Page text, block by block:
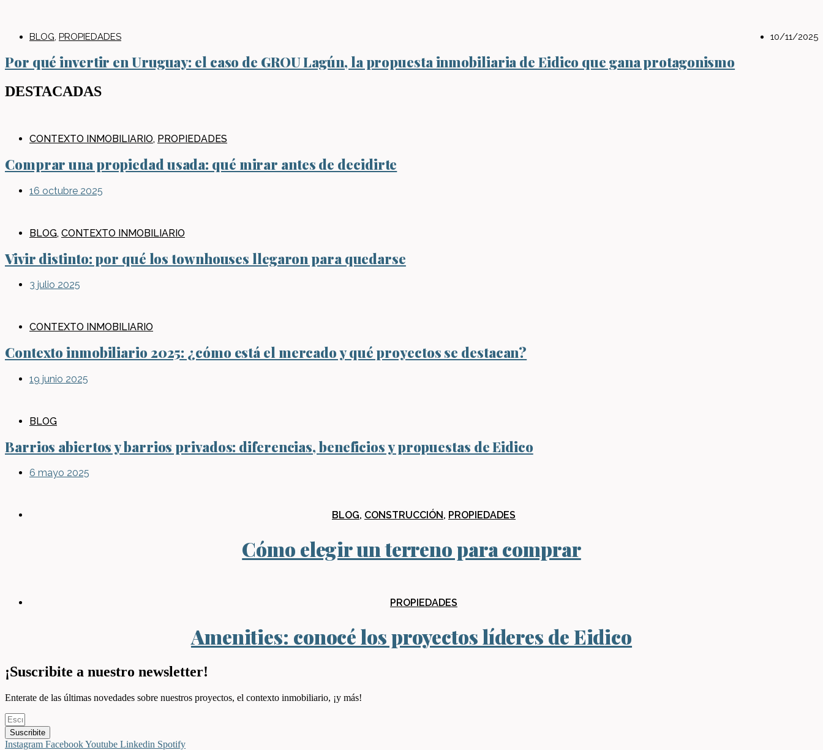
BLOG, PROPIEDADES 10/11/2025
Por qué invertir en Uruguay: el caso de GROU Lagún, la propuesta inmobiliaria de Eidico que gana protagonismo
DESTACADAS
CONTEXTO INMOBILIARIO, PROPIEDADES
Comprar una propiedad usada: qué mirar antes de decidirte
16 octubre 2025
BLOG, CONTEXTO INMOBILIARIO
Vivir distinto: por qué los townhouses llegaron para quedarse
3 julio 2025
CONTEXTO INMOBILIARIO
Contexto inmobiliario 2025: ¿cómo está el mercado y qué proyectos se destacan?
19 junio 2025
BLOG
Barrios abiertos y barrios privados: diferencias, beneficios y propuestas de Eidico
6 mayo 2025
BLOG, CONSTRUCCIÓN , PROPIEDADES
Cómo elegir un terreno para comprar
PROPIEDADES
Amenities: conocé los proyectos líderes de Eidico
¡Suscribite a nuestro newsletter!
Enterate de las últimas novedades sobre nuestros proyectos, el contexto inmobiliario, ¡y más!
Suscribite
Instagram FacebookYoutube Linkedin Spotify